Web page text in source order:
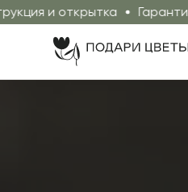
Гарантия свежести 72